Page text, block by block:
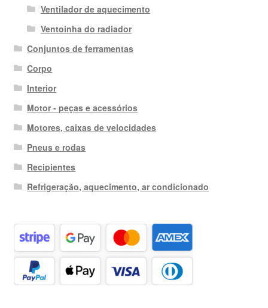
Ventilador de aquecimento
Ventoinha do radiador
Conjuntos de ferramentas
Corpo
Interior
Motor - peças e acessórios
Motores, caixas de velocidades
Pneus e rodas
Recipientes
Refrigeração, aquecimento, ar condicionado